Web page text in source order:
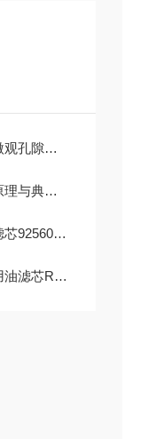
的“血液纯净”
应用解析
效滤油参数
性能